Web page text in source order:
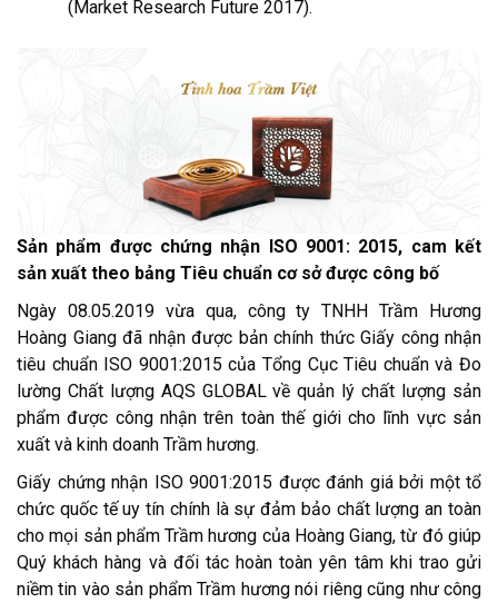
(Market Research Future 2017).
Sản phẩm được chứng nhận ISO 9001: 2015, cam kết
sản xuất theo bảng Tiêu chuẩn cơ sở được công bố
Ngày 08.05.2019 vừa qua, công ty TNHH Trầm Hương
Hoàng Giang đã nhận được bản chính thức Giấy công nhận
tiêu chuẩn ISO 9001:2015 của Tổng Cục Tiêu chuẩn và Đo
lường Chất lượng AQS GLOBAL về quản lý chất lượng sản
phẩm được công nhận trên toàn thế giới cho lĩnh vực sản
xuất và kinh doanh Trầm hương.
Giấy chứng nhận ISO 9001:2015 được đánh giá bởi một tổ
chức quốc tế uy tín chính là sự đảm bảo chất lượng an toàn
cho mọi sản phẩm Trầm hương của Hoàng Giang, từ đó giúp
Quý khách hàng và đối tác hoàn toàn yên tâm khi trao gửi
niềm tin vào sản phẩm Trầm hương nói riêng cũng như công